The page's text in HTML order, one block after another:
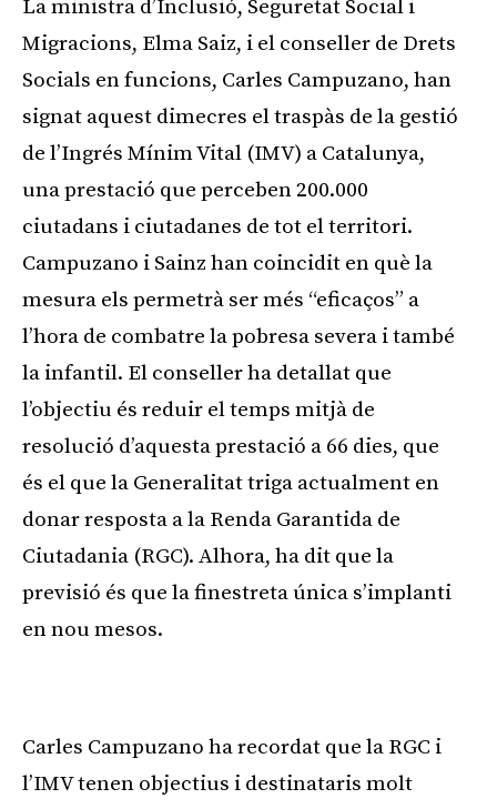
La ministra d’Inclusió, Seguretat Social i
Migracions, Elma Saiz, i el conseller de Drets
Socials en funcions, Carles Campuzano, han
signat aquest dimecres el traspàs de la gestió
de l’Ingrés Mínim Vital (IMV) a Catalunya,
una prestació que perceben 200.000
ciutadans i ciutadanes de tot el territori.
Campuzano i Sainz han coincidit en què la
mesura els permetrà ser més “eficaços” a
l’hora de combatre la pobresa severa i també
la infantil. El conseller ha detallat que
l’objectiu és reduir el temps mitjà de
resolució d’aquesta prestació a 66 dies, que
és el que la Generalitat triga actualment en
donar resposta a la Renda Garantida de
Ciutadania (RGC). Alhora, ha dit que la
previsió és que la finestreta única s’implanti
en nou mesos.
Carles Campuzano ha recordat que la RGC i
l’IMV tenen objectius i destinataris molt